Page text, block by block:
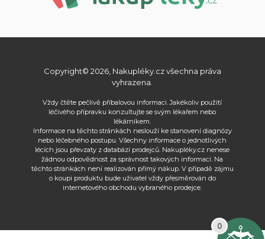
Copyright© 2026, Nakupléky.cz všechna práva
vyhrazena.
Vždy čtěte pečlivě příbalovou informaci. Jakékoliv použití
léčivého přípravku konzultujte se svým lékařem nebo
lékárníkem.
Informace na těchto stránkách neslouží ke stanovení diagnózy
nebo léčebného postupu. Všechny informace o jednotlivých
lécích jsou převzaty z databází prodejců. Nakupléky.cz nenese
žádnou odpovědnost za správnost takových informací. Na
těchto stránkách není realizován přímý nákup. V případě zájmu
o koupi produktu bude uživatel vždy přesměrován do
internetového obchodu vybraného prodejce.
0